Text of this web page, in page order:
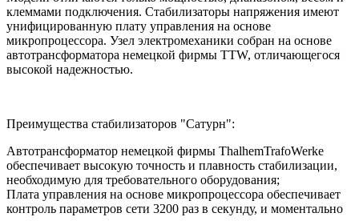
клеммами подключения. Стабилизаторы напряжения имеют
унифицированную плату управления на основе
микропроцессора. Узел электромеханики собран на основе
автотрансформатора немецкой фирмы TTW, отличающегося
высокой надежностью.
Преимущества стабилизаторов "Сатурн":
Автотрансформатор немецкой фирмы ThalhemTrafoWerke
обеспечивает высокую точность и плавность стабилизации,
необходимую для требовательного оборудования;
Плата управления на основе микропроцессора обеспечивает
контроль параметров сети 3200 раз в секунду, и моментально